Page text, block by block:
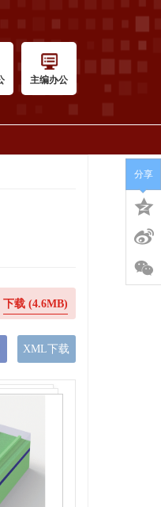
主编办公
下载 (4.6MB)
XML下载
分享